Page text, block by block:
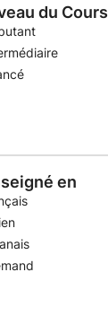
du Cours
en